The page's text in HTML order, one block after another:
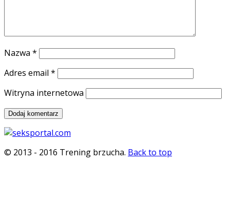
Nazwa *
Adres email *
Witryna internetowa
© 2013 - 2016 Trening brzucha. Back to top